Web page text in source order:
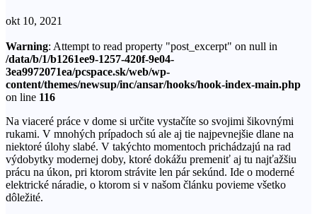
okt 10, 2021
Warning: Attempt to read property "post_excerpt" on null in
/data/b/1/b1261ee9-1257-420f-9e04-
3ea9972071ea/pcspace.sk/web/wp-
content/themes/newsup/inc/ansar/hooks/hook-index-main.php
on line 116
Na viaceré práce v dome si určite vystačíte so svojimi šikovnými
rukami. V mnohých prípadoch sú ale aj tie najpevnejšie dlane na
niektoré úlohy slabé. V takýchto momentoch prichádzajú na rad
výdobytky modernej doby, ktoré dokážu premeniť aj tu najťažšiu
prácu na úkon, pri ktorom strávite len pár sekúnd. Ide o moderné
elektrické náradie, o ktorom si v našom článku povieme všetko
dôležité.